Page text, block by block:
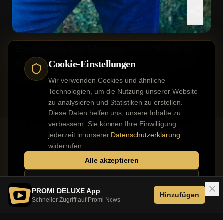
Cookie-Einstellungen
Wir verwenden Cookies und ähnliche
Technologien, um die Nutzung unserer Website
zu analysieren und Statistiken zu erstellen.
Diese Daten helfen uns, unsere Inhalte zu
verbessern. Sie können Ihre Einwilligung
jederzeit in unserer Datenschutzerklärung
widerrufen.
Alle akzeptieren
Nur notwendige
PROMI DELUXE App
Schneller Zugriff auf Promi News
Hinzufügen
eigener Villa überfallen
ImpressumDatenschutzWerbung buchen